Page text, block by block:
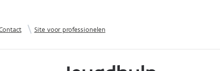
| Site voor professionelen